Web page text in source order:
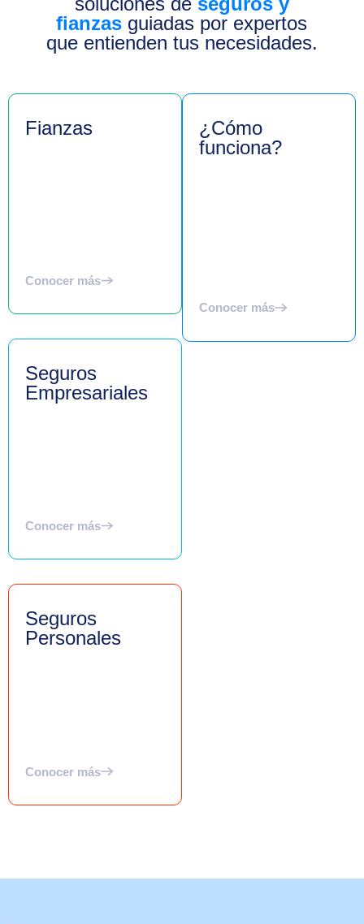
fianzas guiadas por expertos
que entienden tus necesidades.
Fianzas
Conocer más
Seguros
Empresariales
Conocer más
Seguros
Personales
Conocer más
¿Cómo
funciona?
Conocer más